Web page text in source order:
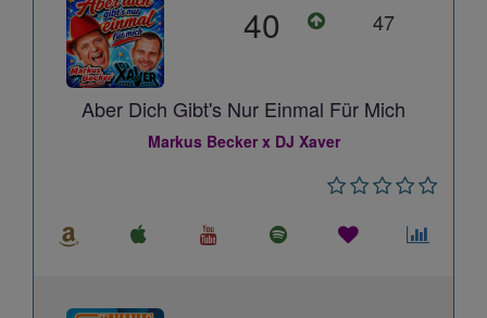
40 47
Aber Dich Gibt's Nur Einmal Für Mich
Markus Becker x DJ Xaver